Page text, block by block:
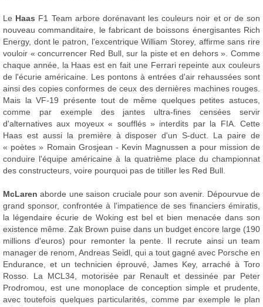
Le Haas F1 Team arbore dorénavant les couleurs noir et or de son
nouveau commanditaire, le fabricant de boissons énergisantes Rich
Energy, dont le patron, l'excentrique William Storey, affirme sans rire
vouloir « concurrencer Red Bull, sur la piste et en dehors ». Comme
chaque année, la Haas est en fait une Ferrari repeinte aux couleurs
de l'écurie américaine. Les pontons à entrées d'air rehaussées sont
ainsi des copies conformes de ceux des dernières machines rouges.
Mais la VF-19 présente tout de même quelques petites astuces,
comme par exemple des jantes ultra-fines censées servir
d'alternatives aux moyeux « soufflés » interdits par la FIA. Cette
Haas est aussi la première à disposer d'un S-duct. La paire de
« poètes » Romain Grosjean - Kevin Magnussen a pour mission de
conduire l'équipe américaine à la quatrième place du championnat
des constructeurs, voire pourquoi pas de titiller les Red Bull.
McLaren aborde une saison cruciale pour son avenir. Dépourvue de
grand sponsor, confrontée à l'impatience de ses financiers émiratis,
la légendaire écurie de Woking est bel et bien menacée dans son
existence même. Zak Brown puise dans un budget encore large (190
millions d'euros) pour remonter la pente. Il recrute ainsi un team
manager de renom, Andreas Seidl, qui a tout gagné avec Porsche en
Endurance, et un technicien éprouvé, James Key, arraché à Toro
Rosso. La MCL34, motorisée par Renault et dessinée par Peter
Prodromou, est une monoplace de conception simple et prudente,
avec toutefois quelques particularités, comme par exemple le plan